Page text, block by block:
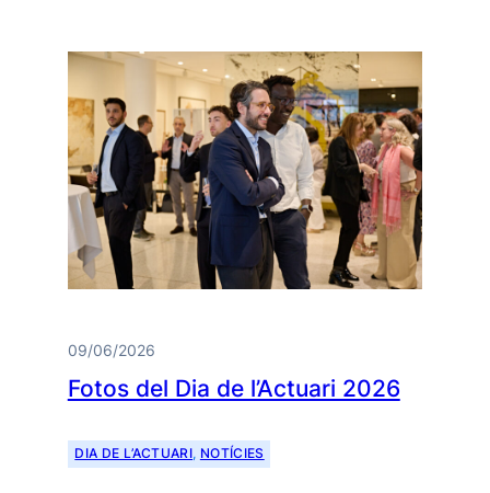
09/06/2026
Fotos del Dia de l’Actuari 2026
DIA DE L’ACTUARI, NOTÍCIES